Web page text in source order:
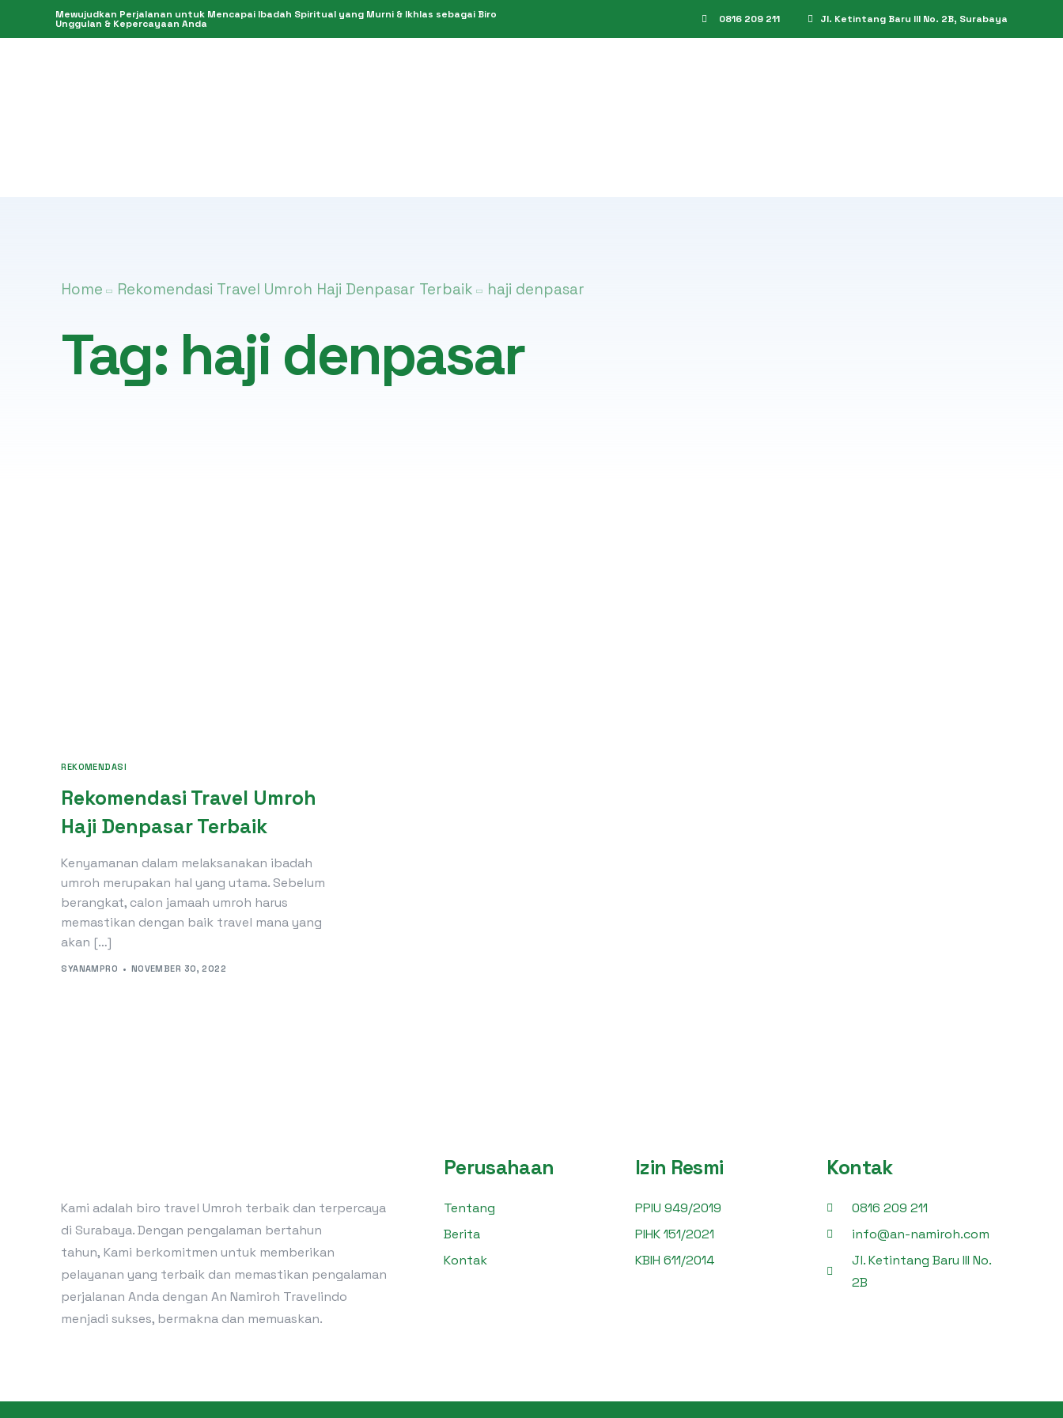
Mewujudkan Perjalanan untuk Mencapai Ibadah Spiritual yang Murni & Ikhlas sebagai Biro
Unggulan & Kepercayaan Anda 0816 209 211 Jl. Ketintang Baru III No. 2B, Surabaya
Home Rekomendasi Travel Umroh Haji Denpasar Terbaik haji denpasar
Tag: haji denpasar
REKOMENDASI
Rekomendasi Travel Umroh
Haji Denpasar Terbaik
Kenyamanan dalam melaksanakan ibadah
umroh merupakan hal yang utama. Sebelum
berangkat, calon jamaah umroh harus
memastikan dengan baik travel mana yang
akan […]
SYANAMPRO NOVEMBER 30, 2022
Kami adalah biro travel Umroh terbaik dan terpercaya
di Surabaya. Dengan pengalaman bertahun
tahun, Kami berkomitmen untuk memberikan
pelayanan yang terbaik dan memastikan pengalaman
perjalanan Anda dengan An Namiroh Travelindo
menjadi sukses, bermakna dan memuaskan.
Perusahaan
Tentang
Berita
Kontak
Izin Resmi
PPIU 949/2019
PIHK 151/2021
KBIH 611/2014
Kontak
0816 209 211
info@an-namiroh.com
Jl. Ketintang Baru III No.
2B